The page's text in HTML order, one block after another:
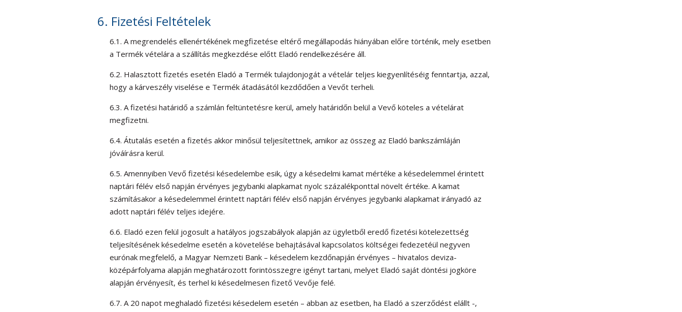
6. Fizetési Feltételek
6.1. A megrendelés ellenértékének megfizetése eltérő megállapodás hiányában előre történik, mely esetben
a Termék vételára a szállítás megkezdése előtt Eladó rendelkezésére áll.
6.2. Halasztott fizetés esetén Eladó a Termék tulajdonjogát a vételár teljes kiegyenlítéséig fenntartja, azzal,
hogy a kárveszély viselése e Termék átadásától kezdődően a Vevőt terheli.
6.3. A fizetési határidő a számlán feltüntetésre kerül, amely határidőn belül a Vevő köteles a vételárat
megfizetni.
6.4. Átutalás esetén a fizetés akkor minősül teljesítettnek, amikor az összeg az Eladó bankszámláján
jóváírásra kerül.
6.5. Amennyiben Vevő fizetési késedelembe esik, úgy a késedelmi kamat mértéke a késedelemmel érintett
naptári félév első napján érvényes jegybanki alapkamat nyolc százalékponttal növelt értéke. A kamat
számításakor a késedelemmel érintett naptári félév első napján érvényes jegybanki alapkamat irányadó az
adott naptári félév teljes idejére.
6.6. Eladó ezen felül jogosult a hatályos jogszabályok alapján az ügyletből eredő fizetési kötelezettség
teljesítésének késedelme esetén a követelése behajtásával kapcsolatos költségei fedezetéül negyven
eurónak megfelelő, a Magyar Nemzeti Bank – késedelem kezdőnapján érvényes – hivatalos deviza-
középárfolyama alapján meghatározott forintösszegre igényt tartani, melyet Eladó saját döntési jogköre
alapján érvényesít, és terhel ki késedelmesen fizető Vevője felé.
6.7. A 20 napot meghaladó fizetési késedelem esetén – abban az esetben, ha Eladó a szerződést elállt -,